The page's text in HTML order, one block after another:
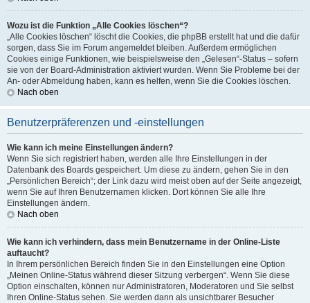
Wozu ist die Funktion „Alle Cookies löschen“?
„Alle Cookies löschen“ löscht die Cookies, die phpBB erstellt hat und die dafür
sorgen, dass Sie im Forum angemeldet bleiben. Außerdem ermöglichen
Cookies einige Funktionen, wie beispielsweise den „Gelesen“-Status – sofern
sie von der Board-Administration aktiviert wurden. Wenn Sie Probleme bei der
An- oder Abmeldung haben, kann es helfen, wenn Sie die Cookies löschen.
Nach oben
Benutzerpräferenzen und -einstellungen
Wie kann ich meine Einstellungen ändern?
Wenn Sie sich registriert haben, werden alle Ihre Einstellungen in der
Datenbank des Boards gespeichert. Um diese zu ändern, gehen Sie in den
„Persönlichen Bereich“; der Link dazu wird meist oben auf der Seite angezeigt,
wenn Sie auf Ihren Benutzernamen klicken. Dort können Sie alle Ihre
Einstellungen ändern.
Nach oben
Wie kann ich verhindern, dass mein Benutzername in der Online-Liste
auftaucht?
In Ihrem persönlichen Bereich finden Sie in den Einstellungen eine Option
„Meinen Online-Status während dieser Sitzung verbergen“. Wenn Sie diese
Option einschalten, können nur Administratoren, Moderatoren und Sie selbst
Ihren Online-Status sehen. Sie werden dann als unsichtbarer Besucher